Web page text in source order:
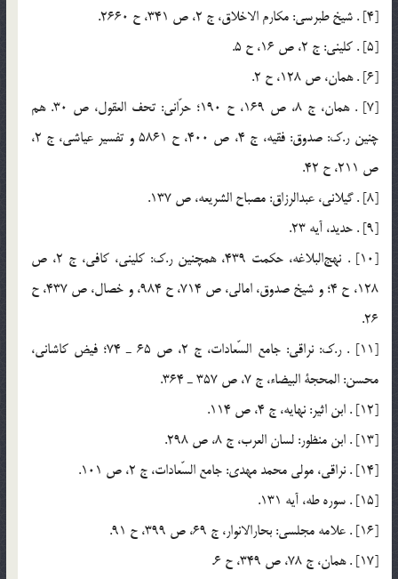
[4] . شيخ طبرسي: مكارم الاخلاق، ج 2، ص 341، ح 2660.
[5] . كليني: ج 2، ص 16، ح 5.
[6] . همان، ص 128، ح 2.
[7] . همان، ج 8، ص 169، ح 190؛ حرّاني: تحف العقول، ص 30. هم
چنين ر.ك: صدوق: فقيه، ج 4، ص 400، ح 5861 و تفسير عياشي، ج 2،
ص 211، ح 42.
[8] . گيلاني، عبدالرزاق: مصباح الشريعه، ص 137.
[9] . حديد، آيه 23.
[10] . نهج‌البلاغه، حكمت 439، همچنين ر.ك: كليني، كافي، ج 2، ص
128، ح 4؛ و شيخ صدوق، امالي، ص 714، ح 984، و خصال، ص 437، ح
26.
[11] . ر.ك: نراقي: جامع السّعادات، ج 2، ص 65 ـ 74؛ فيض كاشاني،
محسن: المحجة البيضاء، ج 7، ص 357 ـ 364.
[12] . ابن اثير: نهايه، ج 4، ص 114.
[13] . ابن منظور: لسان العرب، ج 8، ص 298.
[14] . نراقي، مولي محمد مهدي: جامع السّعادات، ج 2، ص 101.
[15] . سوره طه، آيه 131.
[16] . علامه مجلسي: بحارالانوار، ج 69، ص 399، ح 91.
[17] . همان، ج 78، ص 349، ح 6.